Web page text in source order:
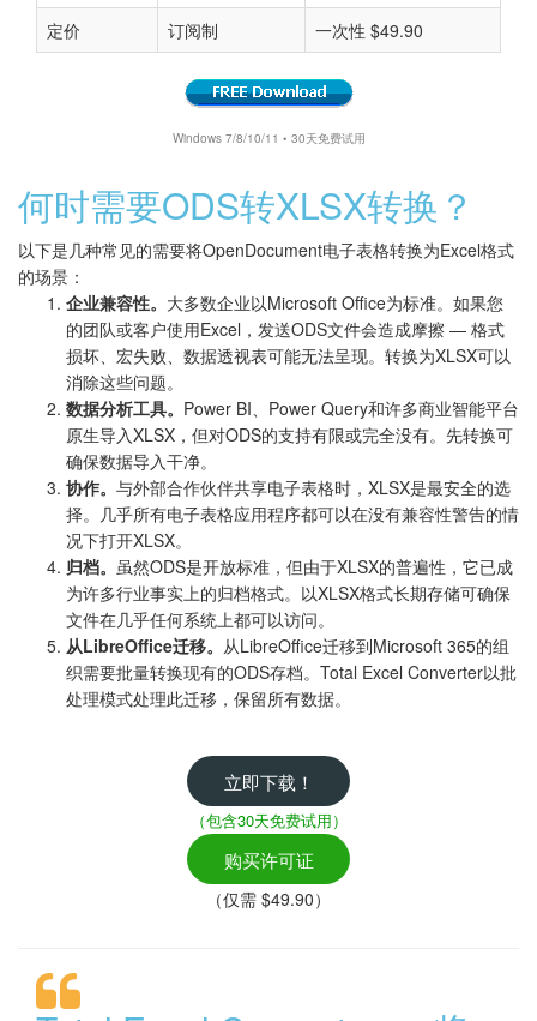
定价
订阅制 一次性 $49.90
Windows 7/8/10/11 • 30天免费试用
何时需要ODS转XLSX转换？
以下是几种常见的需要将OpenDocument电子表格转换为Excel格式
的场景：
企业兼容性。 大多数企业以Microsoft Office为标准。如果您
的团队或客户使用Excel，发送ODS文件会造成摩擦 — 格式
损坏、宏失败、数据透视表可能无法呈现。转换为XLSX可以
消除这些问题。
数据分析工具。 Power BI、Power Query和许多商业智能平台
原生导入XLSX，但对ODS的支持有限或完全没有。先转换可
确保数据导入干净。
协作。 与外部合作伙伴共享电子表格时，XLSX是最安全的选
择。几乎所有电子表格应用程序都可以在没有兼容性警告的情
况下打开XLSX。
归档。 虽然ODS是开放标准，但由于XLSX的普遍性，它已成
为许多行业事实上的归档格式。以XLSX格式长期存储可确保
文件在几乎任何系统上都可以访问。
从LibreOffice迁移。 从LibreOffice迁移到Microsoft 365的组
织需要批量转换现有的ODS存档。Total Excel Converter以批
处理模式处理此迁移，保留所有数据。
立即下载！
（包含30天免费试用）
购买许可证
（仅需 $49.90）